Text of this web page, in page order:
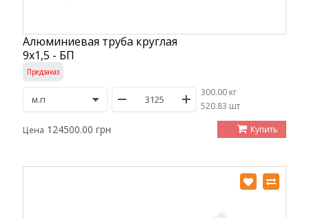
Алюминиевая труба круглая
9х1,5 - БП
Предзаказ
300.00 кг
/520.83 шт
Цена 124500.00 грн Купить